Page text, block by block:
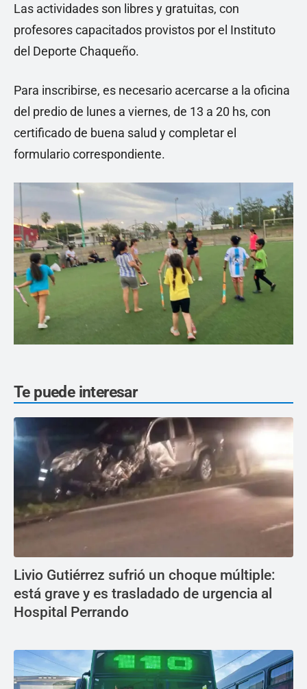
Las actividades son libres y gratuitas, con
profesores capacitados provistos por el Instituto
del Deporte Chaqueño.
Para inscribirse, es necesario acercarse a la oficina
del predio de lunes a viernes, de 13 a 20 hs, con
certificado de buena salud y completar el
formulario correspondiente.
Te puede interesar
Livio Gutiérrez sufrió un choque múltiple:
está grave y es trasladado de urgencia al
Hospital Perrando